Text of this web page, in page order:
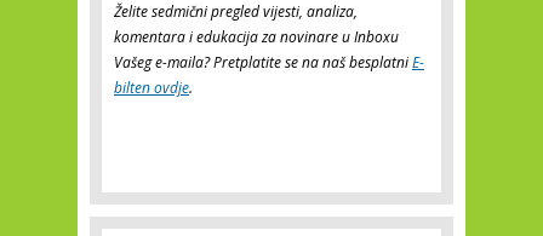
Želite sedmični pregled vijesti, analiza,
komentara i edukacija za novinare u Inboxu
Vašeg e-maila? Pretplatite se na naš besplatniE-
bilten ovdje.